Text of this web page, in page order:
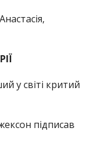
у світі критий
підписав